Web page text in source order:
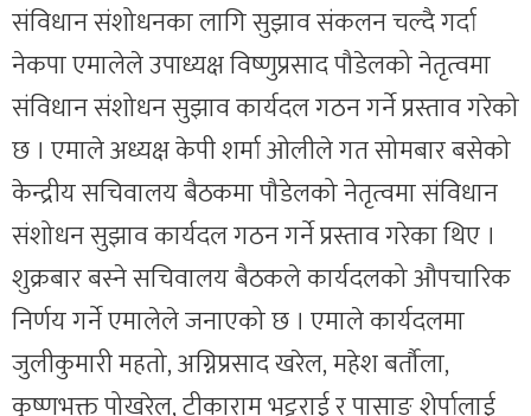
संविधान संशोधनका लागि सुझाव संकलन चल्दै गर्दा
नेकपा एमालेले उपाध्यक्ष विष्णुप्रसाद पौडेलको नेतृत्वमा
संविधान संशोधन सुझाव कार्यदल गठन गर्ने प्रस्ताव गरेको
छ । एमाले अध्यक्ष केपी शर्मा ओलीले गत सोमबार बसेको
केन्द्रीय सचिवालय बैठकमा पौडेलको नेतृत्वमा संविधान
संशोधन सुझाव कार्यदल गठन गर्ने प्रस्ताव गरेका थिए ।
शुक्रबार बस्ने सचिवालय बैठकले कार्यदलको औपचारिक
निर्णय गर्ने एमालेले जनाएको छ । एमाले कार्यदलमा
जुलीकुमारी महतो, अग्निप्रसाद खरेल, महेश बर्तौला,
कृष्णभक्त पोखरेल, टीकाराम भट्टराई र पासाङ शेर्पालाई